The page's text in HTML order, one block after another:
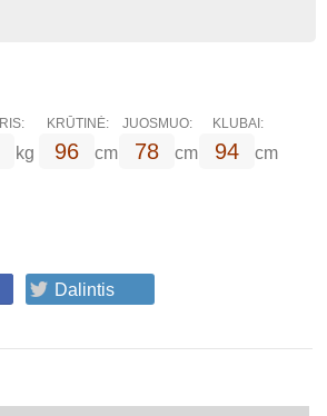
KRŪTINĖ: JUOSMUO: KLUBAI:
kg 96 cm 78 cm 94 cm
Dalintis